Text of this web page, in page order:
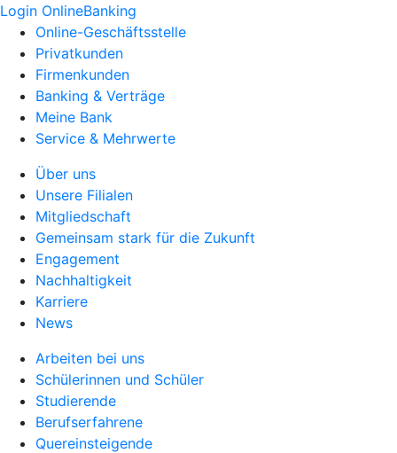
Login OnlineBanking
Online-Geschäftsstelle
Privatkunden
Firmenkunden
Banking & Verträge
Meine Bank
Service & Mehrwerte
Über uns
Unsere Filialen
Mitgliedschaft
Gemeinsam stark für die Zukunft
Engagement
Nachhaltigkeit
Karriere
News
Arbeiten bei uns
Schülerinnen und Schüler
Studierende
Berufserfahrene
Quereinsteigende